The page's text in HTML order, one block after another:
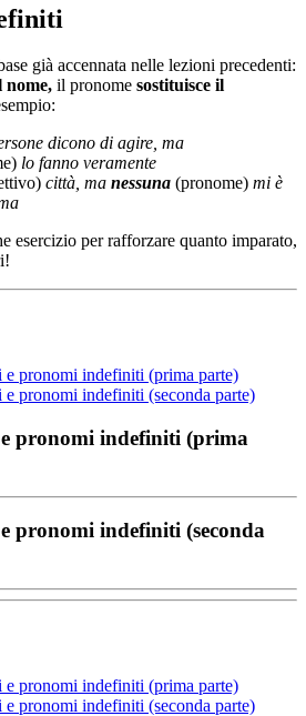
già accennata nelle lezioni precedenti:
nome, il pronome sostituisce il
dicono di agire, ma
lo fanno veramente
città, ma nessuna (pronome) mi è
esercizio per rafforzare quanto imparato,
e pronomi indefiniti (prima parte)
e pronomi indefiniti (seconda parte)
pronomi indefiniti (prima
pronomi indefiniti (seconda
e pronomi indefiniti (prima parte)
e pronomi indefiniti (seconda parte)